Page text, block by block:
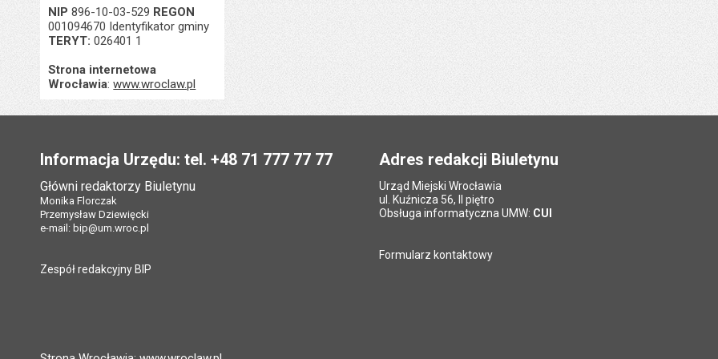
NIP 896-10-03-529 REGON
001094670 Identyfikator gminy
TERYT: 026401 1
Strona internetowa
Wrocławia:www.wroclaw.pl
Informacja Urzędu: tel. +48 71 777 77 77
Główni redaktorzy Biuletynu
Monika Florczak
Przemysław Dziewięcki
e-mail: bip@um.wroc.pl
Zespół redakcyjny BIP
Adres redakcji Biuletynu
Urząd Miejski Wrocławia
ul. Kuźnicza 56, II piętro
Obsługa informatyczna UMW: CUI
Formularz kontaktowy